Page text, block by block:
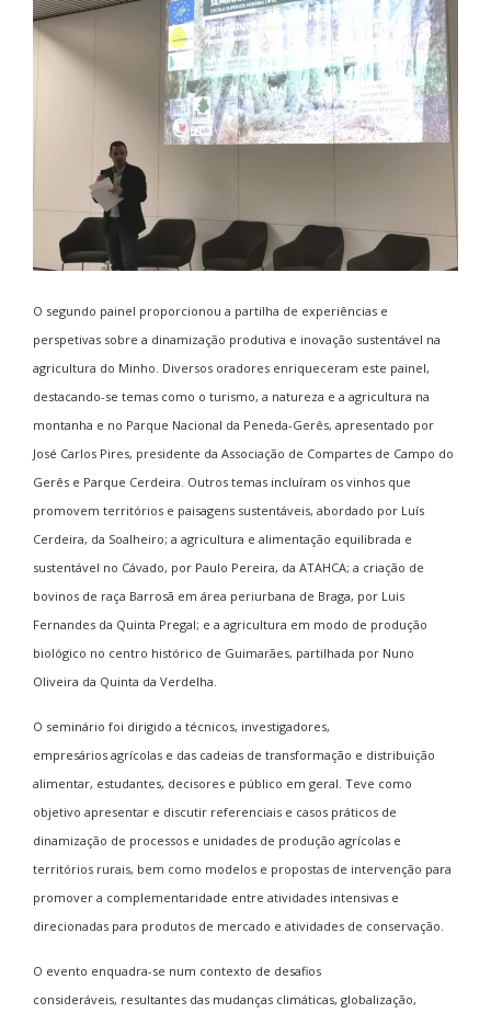
O segundo painel proporcionou a partilha de experiências e
perspetivas sobre a dinamização produtiva e inovação sustentável na
agricultura do Minho. Diversos oradores enriqueceram este painel,
destacando-se temas como o turismo, a natureza e a agricultura na
montanha e no Parque Nacional da Peneda-Gerês, apresentado por
José Carlos Pires, presidente da Associação de Compartes de Campo do
Gerês e Parque Cerdeira. Outros temas incluíram os vinhos que
promovem territórios e paisagens sustentáveis, abordado por Luís
Cerdeira, da Soalheiro; a agricultura e alimentação equilibrada e
sustentável no Cávado, por Paulo Pereira, da ATAHCA; a criação de
bovinos de raça Barrosã em área periurbana de Braga, por Luis
Fernandes da Quinta Pregal; e a agricultura em modo de produção
biológico no centro histórico de Guimarães, partilhada por Nuno
Oliveira da Quinta da Verdelha.
O seminário foi dirigido a técnicos, investigadores,
empresários agrícolas e das cadeias de transformação e distribuição
alimentar, estudantes, decisores e público em geral. Teve como
objetivo apresentar e discutir referenciais e casos práticos de
dinamização de processos e unidades de produção agrícolas e
territórios rurais, bem como modelos e propostas de intervenção para
promover a complementaridade entre atividades intensivas e
direcionadas para produtos de mercado e atividades de conservação.
O evento enquadra-se num contexto de desafios
consideráveis, resultantes das mudanças climáticas, globalização,